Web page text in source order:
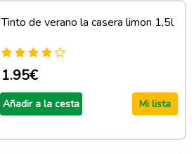
Tinto de verano la casera limon 1,5l
1.95€
Añadir a la cesta Mi lista